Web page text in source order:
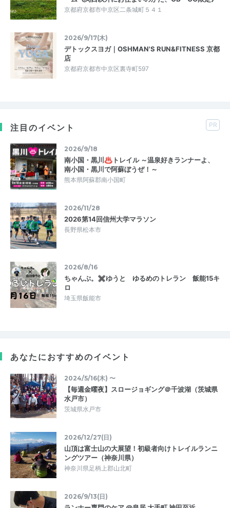
京都府京都市中京区二条城町５４１
2026/9/17(木)
デトックスヨガ｜OSHMAN'S RUN&FITNESS 京都
店
京都府京都市中京区裏寺町597
注目のイベント PR
2026/9/18
南小国・黒川♨トレイル ～温泉好きランナーよ、
南小国・黒川で阿蘇ぼうぜ！～
熊本県阿蘇郡南小国町
2026/11/28
2026第14回信州大学マラソン
長野県松本市
2026/8/16
ちゃんぷ。✖ゆうと ゆるめのトレラン 飯能15キ
ロ
埼玉県飯能市
あなたにおすすめのイベント
2024/5/16(木) 〜
【毎週金曜夜】スロージョギング＠千波湖（茨城県
水戸市）
茨城県水戸市
2026/12/27(日)
山頂は富士山の大展望！初級者向けトレイルランニ
ングツアー（神奈川県）
神奈川県足柄上郡山北町
2026/9/13(日)